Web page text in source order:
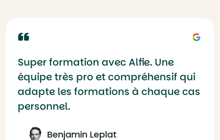
Super formation avec Alfie. Une
équipe très pro et compréhensif qui
adapte les formations à chaque cas
personnel.
Benjamin Leplat